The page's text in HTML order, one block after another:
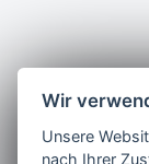
Wir
Unsere
nach Ihrer